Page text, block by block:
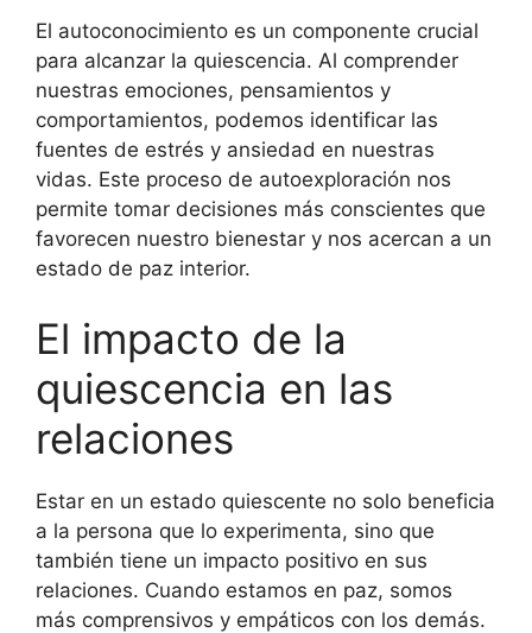
El autoconocimiento es un componente crucial
para alcanzar la quiescencia. Al comprender
nuestras emociones, pensamientos y
comportamientos, podemos identificar las
fuentes de estrés y ansiedad en nuestras
vidas. Este proceso de autoexploración nos
permite tomar decisiones más conscientes que
favorecen nuestro bienestar y nos acercan a un
estado de paz interior.
El impacto de la
quiescencia en las
relaciones
Estar en un estado quiescente no solo beneficia
a la persona que lo experimenta, sino que
también tiene un impacto positivo en sus
relaciones. Cuando estamos en paz, somos
más comprensivos y empáticos con los demás.